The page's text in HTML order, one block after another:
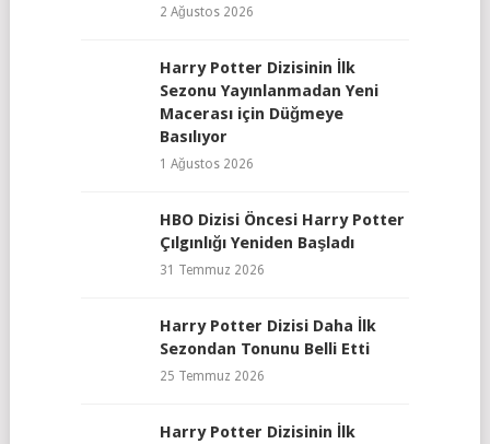
2 Ağustos 2026
Harry Potter Dizisinin İlk
Sezonu Yayınlanmadan Yeni
Macerası için Düğmeye
Basılıyor
1 Ağustos 2026
HBO Dizisi Öncesi Harry Potter
Çılgınlığı Yeniden Başladı
31 Temmuz 2026
Harry Potter Dizisi Daha İlk
Sezondan Tonunu Belli Etti
25 Temmuz 2026
Harry Potter Dizisinin İlk